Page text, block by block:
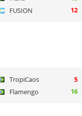
FUSION
12
TropiCaos
5
Flamengo
16